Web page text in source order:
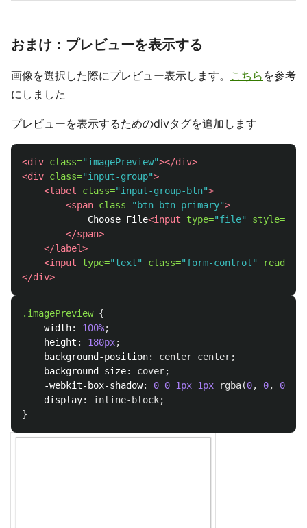
おまけ：プレビューを表示する
画像を選択した際にプレビュー表示します。 こちら を参考
にしました
プレビューを表示するためのdivタグを追加します
<div class="imagePreview"></div>
<div class="input-group">
<label
class="input-group-btn">
<span class="btn btn-primary">
            Choose File
<input type="file" style=
</span>
</label>
<input
type="text" class="form-control"
</div>
.imagePreview {
width: 100%;
height : 180px;
background-position: center center;
background-size: cover;
-webkit-box-shadow: 0 0 1px 1px rgba(0, 0, 0
display: inline-block;
}